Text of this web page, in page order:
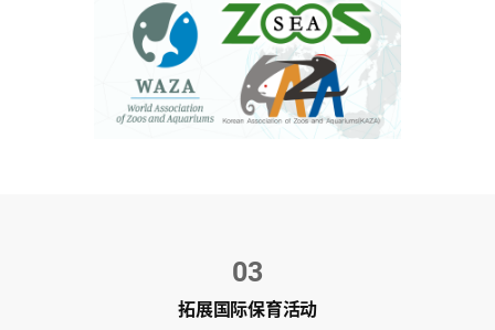
03
拓展国际保育活动